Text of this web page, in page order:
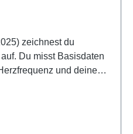
zeichnest du
Du misst Basisdaten
und deinen